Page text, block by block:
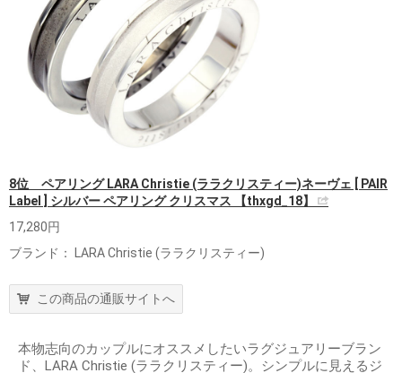
8位 ペアリング LARA Christie (ララクリスティー)ネーヴェ [ PAIR
Label ] シルバー ペアリング クリスマス 【thxgd_18】
17,280円
ブランド： LARA Christie (ララクリスティー)
この商品の通販サイトへ
本物志向のカップルにオススメしたいラグジュアリーブラン
ド、LARA Christie (ララクリスティー)。シンプルに見えるジ